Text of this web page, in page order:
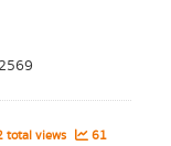
total views
61